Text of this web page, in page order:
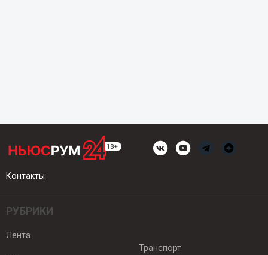
Контакты
РУБРИКИ
Лента
Транспорт